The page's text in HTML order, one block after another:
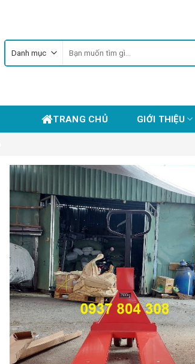
kiếm:
TRANG CHỦ GIỚI THIỆU